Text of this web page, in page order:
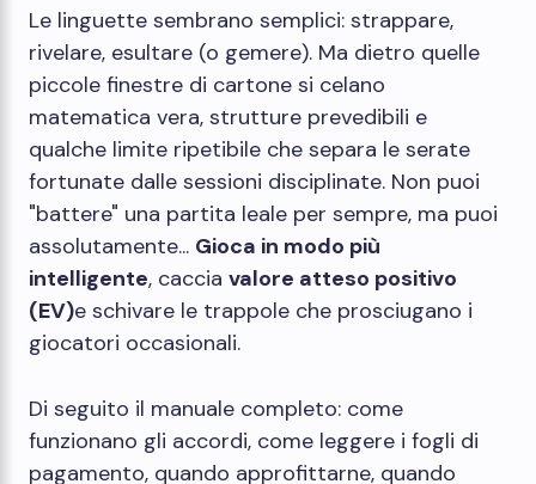
Le linguette sembrano semplici: strappare,
rivelare, esultare (o gemere). Ma dietro quelle
piccole finestre di cartone si celano
matematica vera, strutture prevedibili e
qualche limite ripetibile che separa le serate
fortunate dalle sessioni disciplinate. Non puoi
"battere" una partita leale per sempre, ma puoi
assolutamente... Gioca in modo più
intelligente, caccia valore atteso positivo
(EV)e schivare le trappole che prosciugano i
giocatori occasionali.
Di seguito il manuale completo: come
funzionano gli accordi, come leggere i fogli di
pagamento, quando approfittarne, quando